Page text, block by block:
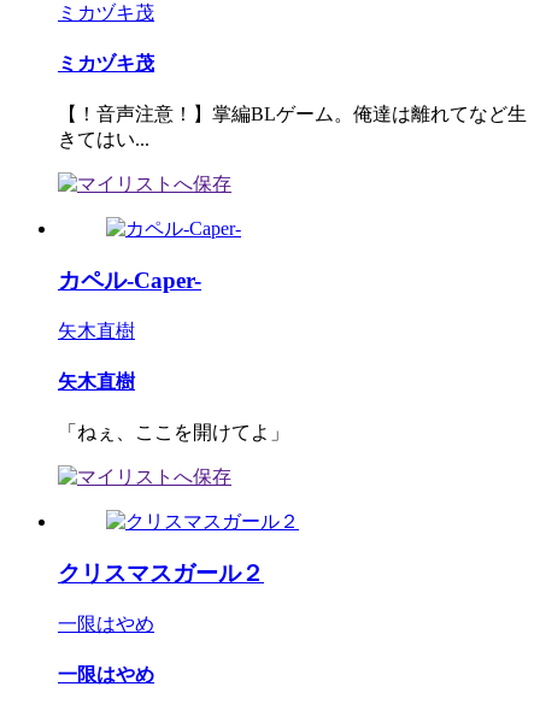
ミカヅキ茂
ミカヅキ茂
【！音声注意！】掌編BLゲーム。俺達は離れてなど生
きてはい...
カペル-Caper-
矢木直樹
矢木直樹
「ねぇ、ここを開けてよ」
クリスマスガール２
一限はやめ
一限はやめ